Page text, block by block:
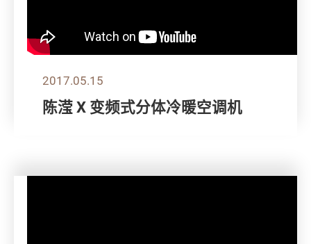
2017.05.15
陈滢 X 变频式分体冷暖空调机